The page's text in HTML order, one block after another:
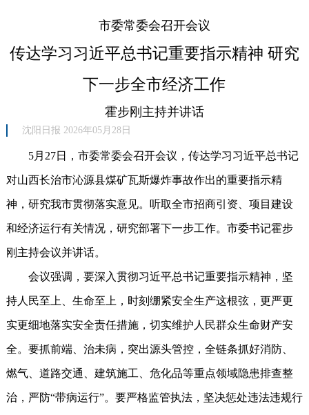
市委常委会召开会议
传达学习习近平总书记重要指示精神 研究
下一步全市经济工作
霍步刚主持并讲话
沈阳日报 2026年05月28日
5月27日，市委常委会召开会议，传达学习习近平总书记
对山西长治市沁源县煤矿瓦斯爆炸事故作出的重要指示精
神，研究我市贯彻落实意见。听取全市招商引资、项目建设
和经济运行有关情况，研究部署下一步工作。市委书记霍步
刚主持会议并讲话。
会议强调，要深入贯彻习近平总书记重要指示精神，坚
持人民至上、生命至上，时刻绷紧安全生产这根弦，更严更
实更细地落实安全责任措施，切实维护人民群众生命财产安
全。要抓前端、治未病，突出源头管控，全链条抓好消防、
燃气、道路交通、建筑施工、危化品等重点领域隐患排查整
治，严防“带病运行”。要严格监管执法，坚决惩处违法违规行